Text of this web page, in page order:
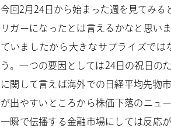
今回2月24日から始まった週を見てみる
リガーになったとは言えるかなと思い
ていましたから大きなサプライズでは
う。一つの要因としては24日の祝日の
に関して言えば海外での日経平均先物
が出やすいところから株価下落のニュ
一瞬で伝播する金融市場にしては反応